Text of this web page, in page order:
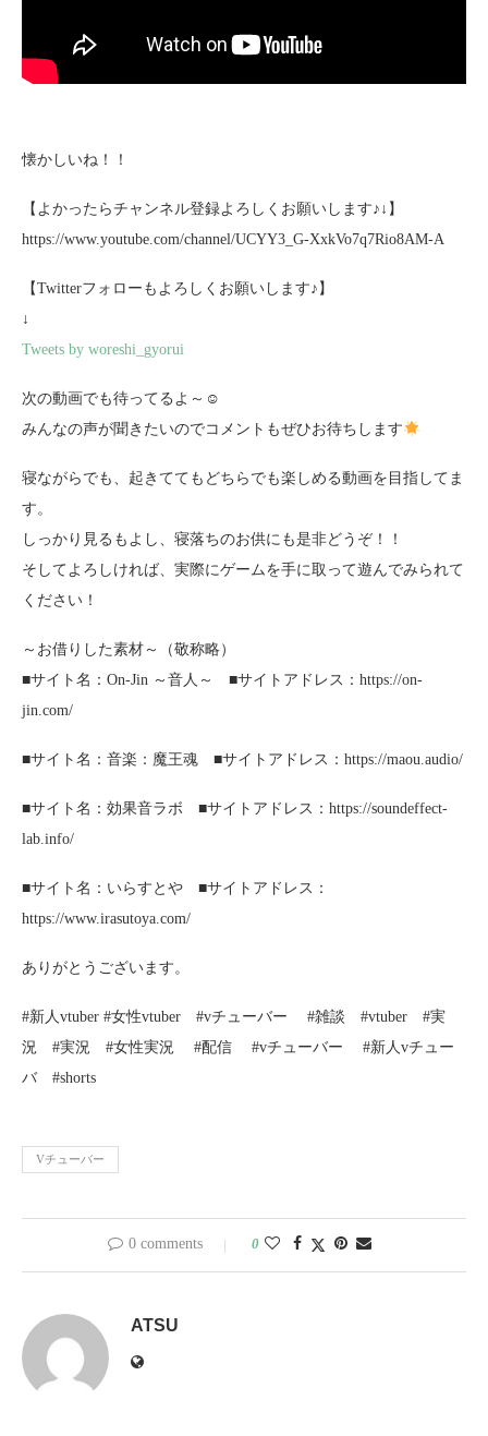
懐かしいね！！
【よかったらチャンネル登録よろしくお願いします♪↓】
https://www.youtube.com/channel/UCYY3_G-XxkVo7q7Rio8AM-A
【Twitterフォローもよろしくお願いします♪】
↓
Tweets by woreshi_gyorui
次の動画でも待ってるよ～☺
みんなの声が聞きたいのでコメントもぜひお待ちします
寝ながらでも、起きててもどちらでも楽しめる動画を目指してま
す。
しっかり見るもよし、寝落ちのお供にも是非どうぞ！！
そしてよろしければ、実際にゲームを手に取って遊んでみられて
ください！
～お借りした素材～（敬称略）
■サイト名：On-Jin ～音人～ ■サイトアドレス：https://on-
jin.com/
■サイト名：音楽：魔王魂 ■サイトアドレス：https://maou.audio/
■サイト名：効果音ラボ ■サイトアドレス：https://soundeffect-
lab.info/
■サイト名：いらすとや ■サイトアドレス：
https://www.irasutoya.com/
ありがとうございます。
#新人vtuber #女性vtuber #vチューバー #雑談 #vtuber #実
況 #実況 #女性実況 #配信 #vチューバー #新人vチュー
バ #shorts
Vチューバー
0 comments 0
ATSU